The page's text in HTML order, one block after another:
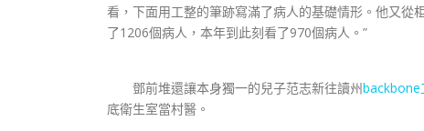
看，下面用工整的筆跡寫滿了病人的基礎情形。他又從
了1206個病人，本年到此刻看了970個病人。”
鄧前堆還讓本身獨一的兒子范志新往讀州backbone
底衛生室當村醫。